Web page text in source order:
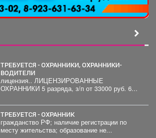
ТРЕБУЕТСЯ - ОХРАННИКИ, ОХРАННИКИ-
ВОДИТЕЛИ
лицензия.. ЛИЦЕНЗИРОВАННЫЕ
ОХРАННИКИ 5 разряда, з/п от 33000 руб. 6...
ТРЕБУЕТСЯ - ОХРАННИК
гражданство РФ; наличие регистрации по
месту жительства; образование не...